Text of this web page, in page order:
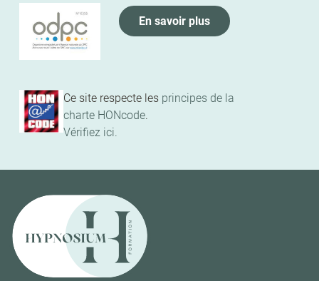
Ce site respecte les principes de la
charte HONcode.
Vérifiez ici.
En savoir plus